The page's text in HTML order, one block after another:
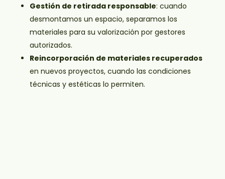
Gestión de retirada responsable: cuando
desmontamos un espacio, separamos los
materiales para su valorización por gestores
autorizados.
Reincorporación de materiales recuperados
en nuevos proyectos, cuando las condiciones
técnicas y estéticas lo permiten.